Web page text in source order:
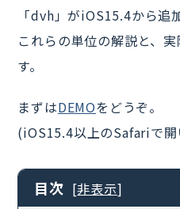
「dvh」がiOS15.4から追
これらの単位の解説と、
す。
まずはDEMOをどうぞ。
(iOS15.4以上のSafariで
目次 [非表示]